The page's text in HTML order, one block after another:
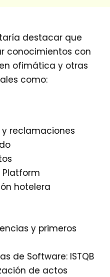
destacar que
conocimientos con
ofimática y otras
como:
reclamaciones
Platform
hotelera
y primeros
de Software: ISTQB
de actos